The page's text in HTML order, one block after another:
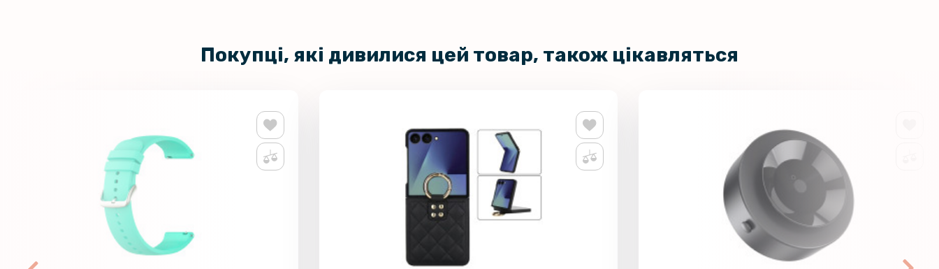
Покупці, які дивилися цей товар, також цікавляться